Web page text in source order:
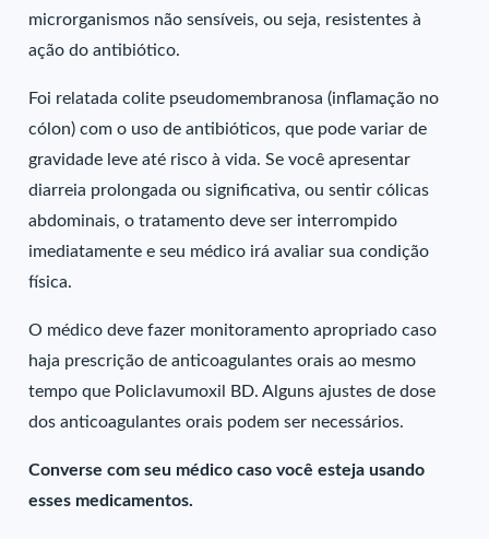
microrganismos não sensíveis, ou seja, resistentes à
ação do antibiótico.
Foi relatada colite pseudomembranosa (inflamação no
cólon) com o uso de antibióticos, que pode variar de
gravidade leve até risco à vida. Se você apresentar
diarreia prolongada ou significativa, ou sentir cólicas
abdominais, o tratamento deve ser interrompido
imediatamente e seu médico irá avaliar sua condição
física.
O médico deve fazer monitoramento apropriado caso
haja prescrição de anticoagulantes orais ao mesmo
tempo que Policlavumoxil BD. Alguns ajustes de dose
dos anticoagulantes orais podem ser necessários.
Converse com seu médico caso você esteja usando
esses medicamentos.